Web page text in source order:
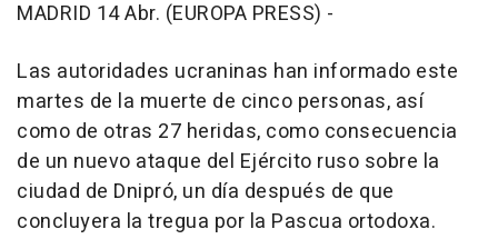
MADRID 14 Abr. (EUROPA PRESS) -
Las autoridades ucraninas han informado este
martes de la muerte de cinco personas, así
como de otras 27 heridas, como consecuencia
de un nuevo ataque del Ejército ruso sobre la
ciudad de Dnipró, un día después de que
concluyera la tregua por la Pascua ortodoxa.